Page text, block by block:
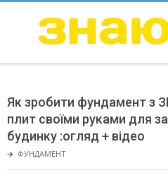
ЗНАЮ
Menu
Як зробити фундамент з
плит своїми руками для
будинку :огляд + відео
🡲 ФУНДАМЕНТ